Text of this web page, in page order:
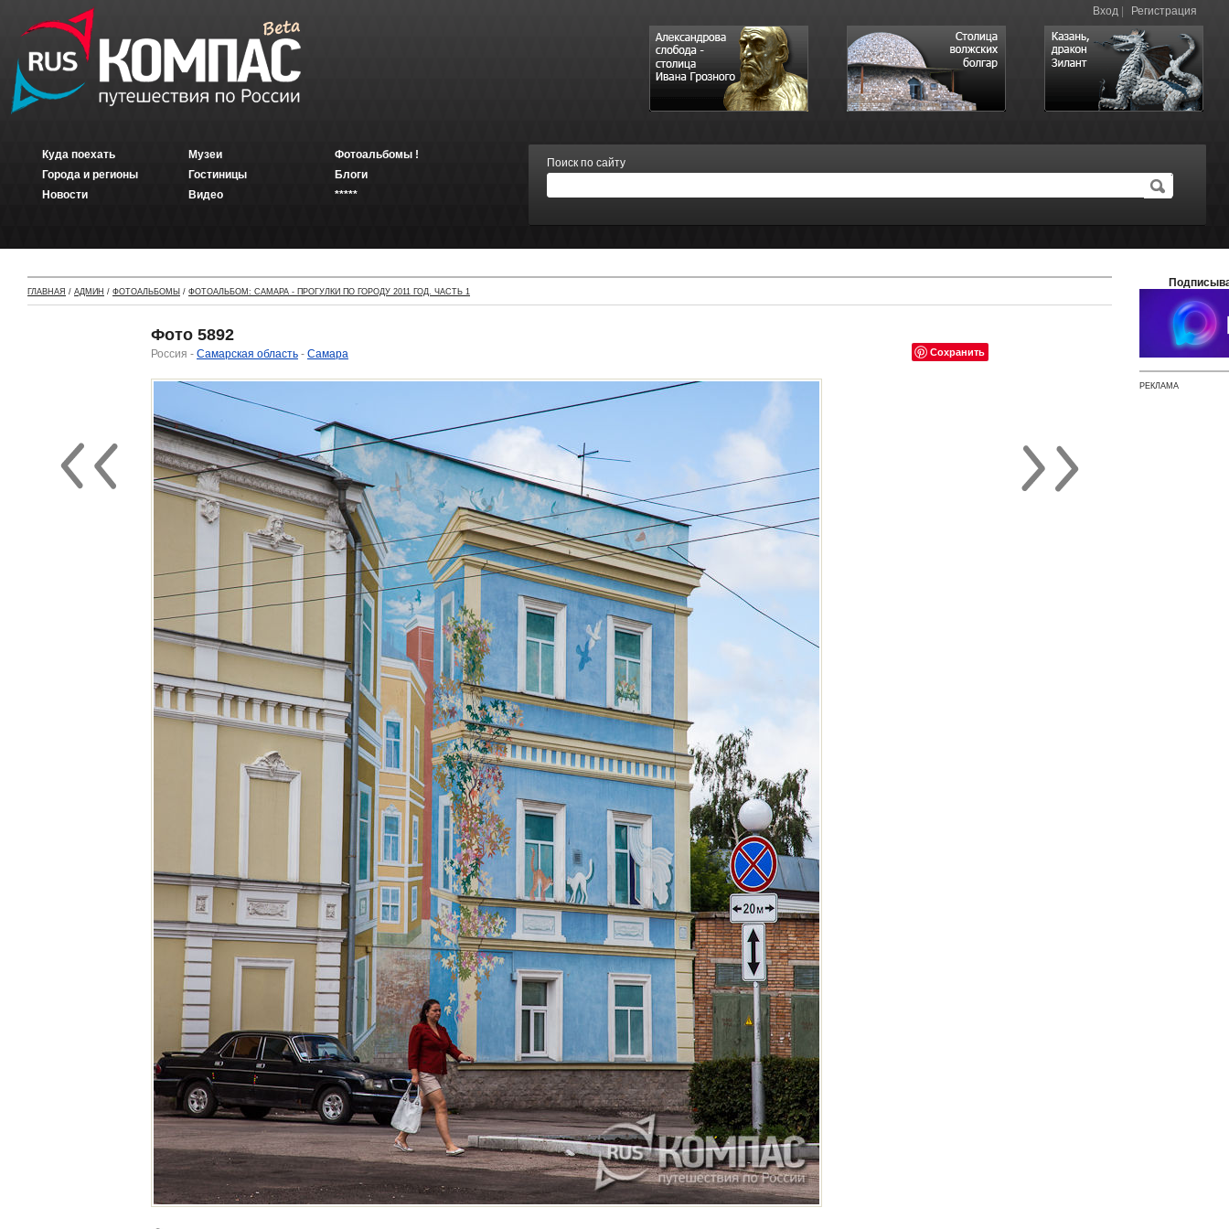
Вход Регистрация
Куда поехать
Города и регионы
Новости
Музеи
Гостиницы
Видео
Фотоальбомы !
Блоги
*****
Поиск по сайту
ГЛАВНАЯ / АДМИН / ФОТОАЛЬБОМЫ / ФОТОАЛЬБОМ: САМАРА - ПРОГУЛКИ ПО ГОРОДУ 2011 ГОД. ЧАСТЬ 1
Фото 5892
Сохранить
Россия - Самарская область - Самара
РЕКЛАМА